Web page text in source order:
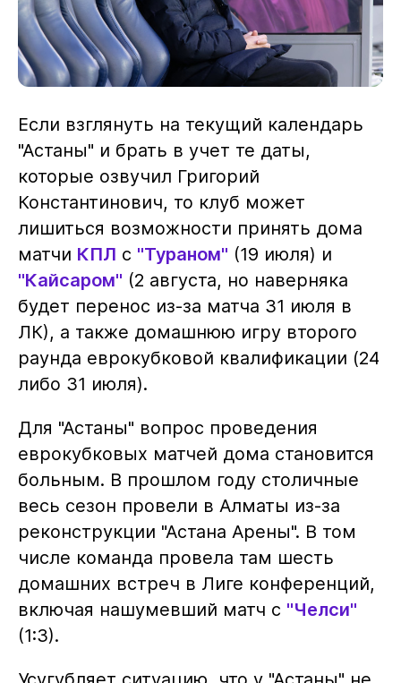
Если взглянуть на текущий календарь
"Астаны" и брать в учет те даты,
которые озвучил Григорий
Константинович, то клуб может
лишиться возможности принять дома
матчи КПЛ с "Тураном" (19 июля) и
"Кайсаром" (2 августа, но наверняка
будет перенос из-за матча 31 июля в
ЛК), а также домашнюю игру второго
раунда еврокубковой квалификации (24
либо 31 июля).
Для "Астаны" вопрос проведения
еврокубковых матчей дома становится
больным. В прошлом году столичные
весь сезон провели в Алматы из-за
реконструкции "Астана Арены". В том
числе команда провела там шесть
домашних встреч в Лиге конференций,
включая нашумевший матч с "Челси"
(1:3).